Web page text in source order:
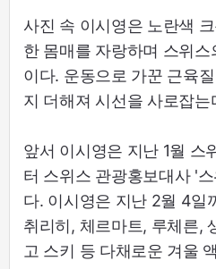
사진 속 이시영은 노란색
한 몸매를 자랑하며 스위
이다. 운동으로 가꾼 근육
지 더해져 시선을 사로잡는
앞서 이시영은 지난 1월 스
터 스위스 관광홍보대사 '
다. 이시영은 지난 2월 4일
취리히, 체르마트, 루체른,
고 스키 등 다채로운 겨울